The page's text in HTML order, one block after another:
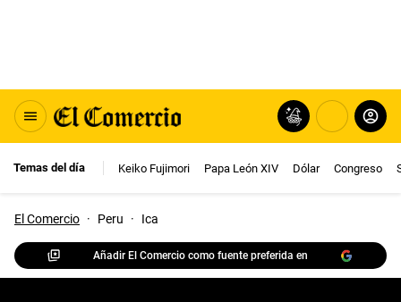
Temas del día Keiko Fujimori Papa León XIV Dólar Congreso
El Comercio · Peru · Ica
Añadir El Comercio como fuente preferida en